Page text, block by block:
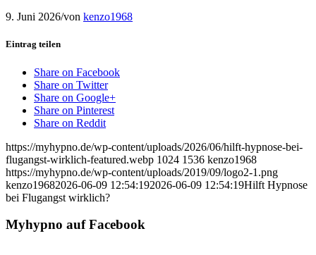
9. Juni 2026/von kenzo1968
Eintrag teilen
Share on Facebook
Share on Twitter
Share on Google+
Share on Pinterest
Share on Reddit
https://myhypno.de/wp-content/uploads/2026/06/hilft-hypnose-bei-
flugangst-wirklich-featured.webp 1024 1536 kenzo1968
https://myhypno.de/wp-content/uploads/2019/09/logo2-1.png
kenzo19682026-06-09 12:54:192026-06-09 12:54:19Hilft Hypnose
bei Flugangst wirklich?
Myhypno auf Facebook